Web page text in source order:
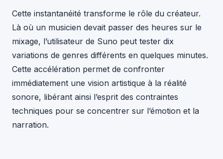
Cette instantanéité transforme le rôle du créateur.
Là où un musicien devait passer des heures sur le
mixage, l’utilisateur de Suno peut tester dix
variations de genres différents en quelques minutes.
Cette accélération permet de confronter
immédiatement une vision artistique à la réalité
sonore, libérant ainsi l’esprit des contraintes
techniques pour se concentrer sur l’émotion et la
narration.